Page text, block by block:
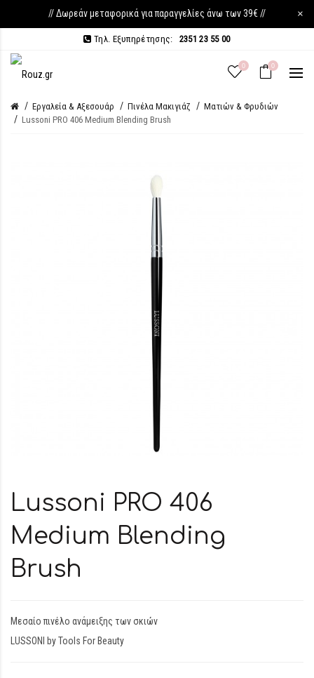
// Δωρεάν μεταφορικά για παραγγελίες άνω των 39€ // ×
Τηλ. Εξυπηρέτησης: 2351 23 55 00
0 0
Εργαλεία & Αξεσουάρ Πινέλα Μακιγιάζ
Ματιών & Φρυδιών
Lussoni PRO 406 Medium Blending Brush
Lussoni PRO 406
Medium Blending
Brush
Μεσαίο πινέλο ανάμειξης των σκιών
LUSSONI by Tools For Beauty